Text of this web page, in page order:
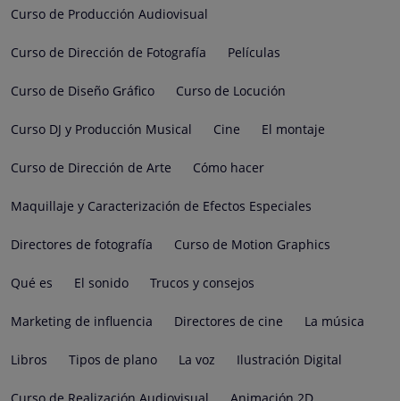
Curso de Producción Audiovisual
Curso de Dirección de Fotografía Películas
Curso de Diseño Gráfico Curso de Locución
Curso DJ y Producción Musical Cine El montaje
Curso de Dirección de Arte Cómo hacer
Maquillaje y Caracterización de Efectos Especiales
Directores de fotografía Curso de Motion Graphics
Qué es El sonido Trucos y consejos
Marketing de influencia Directores de cine La música
Libros Tipos de plano La voz Ilustración Digital
Curso de Realización Audiovisual Animación 2D